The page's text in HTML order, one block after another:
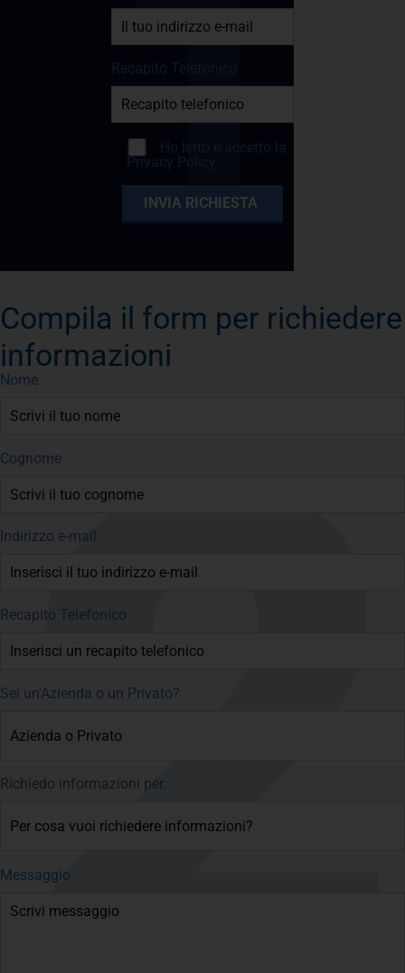
Recapito Telefonico
Ho letto e accetto la
Privacy Policy
Compila il form per richiedere
informazioni
Nome
Cognome
Indirizzo e-mail
Recapito Telefonico
Sei un'Azienda o un Privato?
Richiedo informazioni per:
Messaggio